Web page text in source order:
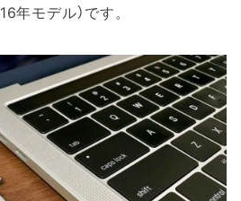
モデル）です。